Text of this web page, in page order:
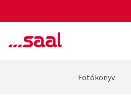
Fotókönyv